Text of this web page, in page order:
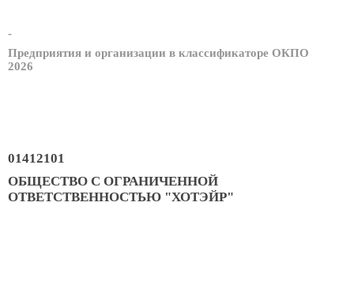
-
Предприятия и организации в классификаторе ОКПО
2026
01412101
ОБЩЕСТВО С ОГРАНИЧЕННОЙ
ОТВЕТСТВЕННОСТЬЮ "ХОТЭЙР"